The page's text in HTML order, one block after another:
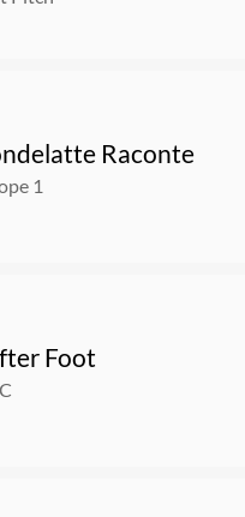
10.08.2026
Raconte
1
Foot